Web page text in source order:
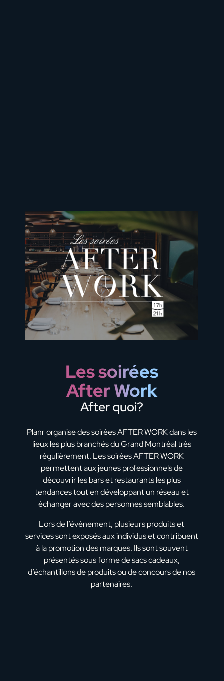
Les soirées
After Work
After quoi?
Planr organise des soirées AFTER WORK dans les
lieux les plus branchés du Grand Montréal très
régulièrement. Les soirées AFTER WORK
permettent aux jeunes professionnels de
découvrir les bars et restaurants les plus
tendances tout en développant un réseau et
échanger avec des personnes semblables.
Lors de l’événement, plusieurs produits et
services sont exposés aux individus et contribuent
à la promotion des marques. Ils sont souvent
présentés sous forme de sacs cadeaux,
d’échantillons de produits ou de concours de nos
partenaires.